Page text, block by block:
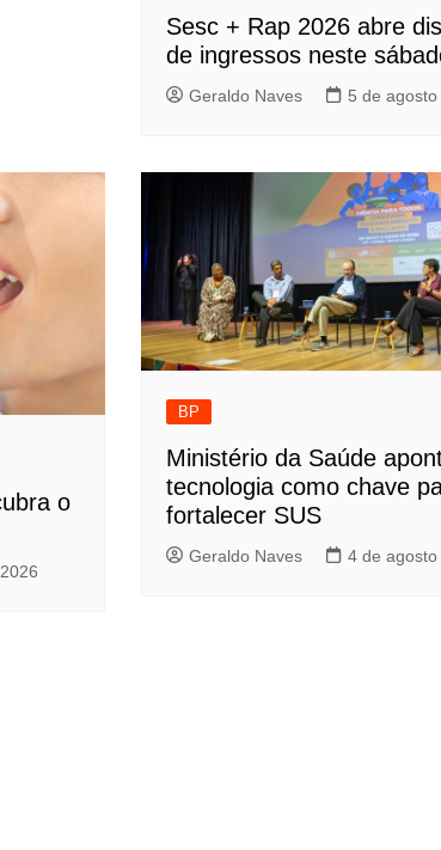
Sesc + Rap 2026 abre
de ingressos neste
Geraldo Naves 5 de
o
BP
Ministério da Saúde
tecnologia como chave
fortalecer SUS
Geraldo Naves 4 de